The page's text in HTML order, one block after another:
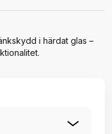
i härdat glas –